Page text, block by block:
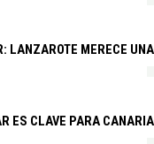
LANZAROTE MERECE
ES CLAVE PARA